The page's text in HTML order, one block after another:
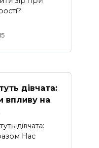
дівчата:
впливу на
дівчата:
Нас